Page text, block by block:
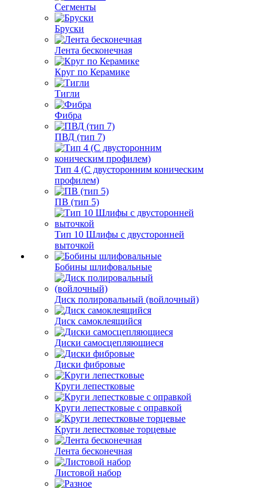
Сегменты
Бруски
Лента бесконечная
Круг по Керамике
Тигли
Фибра
ПВД (тип 7)
Тип 4 (С двусторонним коническим
профилем)
ПВ (тип 5)
Тип 10 Шлифы с двусторонней
выточкой
Бобины шлифовальные
Диск полировальный (войлочный)
Диск самоклеящийся
Диски самосцепляющиеся
Диски фибровые
Круги лепестковые
Круги лепестковые с оправкой
Круги лепестковые торцевые
Лента бесконечная
Листовой набор